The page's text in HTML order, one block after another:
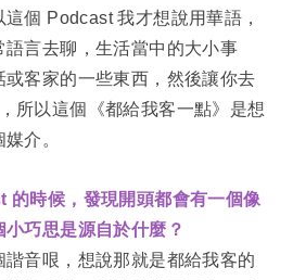
個 Podcast 我才想說用華語，
語言去聊，生活當中的大小事
客家的一些東西，然後讓你去
所以這個《都給我客一點》是想
介。
的時候，發現開頭都會有一個像
巧思是源自於什麼？
音哏，想說那就是都給我客的